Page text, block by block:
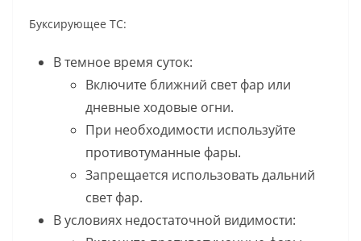
Буксирующее ТС:
В темное время суток:
Включите ближний свет фар или
дневные ходовые огни.
При необходимости используйте
противотуманные фары.
Запрещается использовать дальний
свет фар.
В условиях недостаточной видимости: